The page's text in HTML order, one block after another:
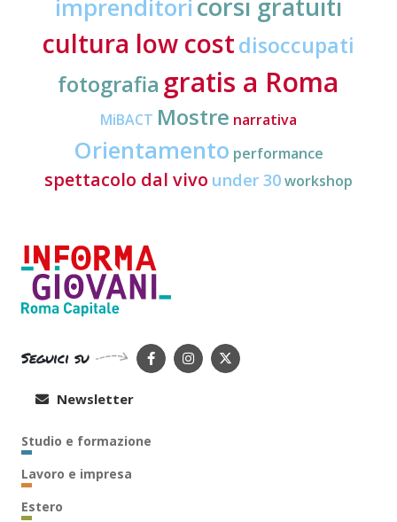
imprenditori
cultura low costdisoccupati
fotografia gratis a Roma
MiBACT Mostre narrativa
Orientamento performance
spettacolo dal vivo under 30workshop
Seguici su
Newsletter
Studio e formazione
Lavoro e impresa
Estero